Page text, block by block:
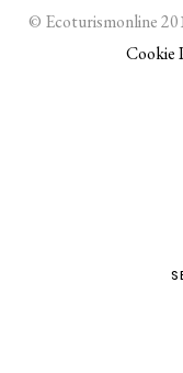
© Ecoturismonline
Cookie